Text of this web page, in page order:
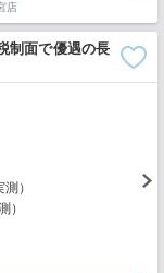
店
制面で優遇の長
）
）